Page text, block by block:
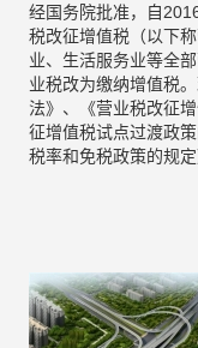
经国务院批准，自
税改征增值税（以下
业、生活服务业等全
业税改为缴纳增值税
法》、《营业税改征
征增值税试点过渡政
税率和免税政策的规